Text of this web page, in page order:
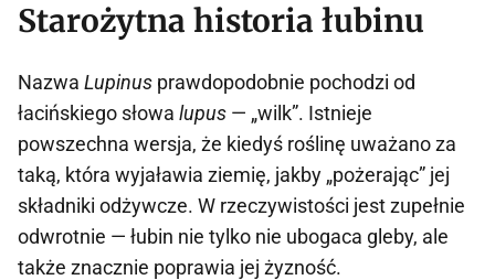
Starożytna historia łubinu
Nazwa Lupinus prawdopodobnie pochodzi od
łacińskiego słowa lupus — „wilk”. Istnieje
powszechna wersja, że kiedyś roślinę uważano za
taką, która wyjaławia ziemię, jakby „pożerając” jej
składniki odżywcze. W rzeczywistości jest zupełnie
odwrotnie — łubin nie tylko nie ubogaca gleby, ale
także znacznie poprawia jej żyzność.